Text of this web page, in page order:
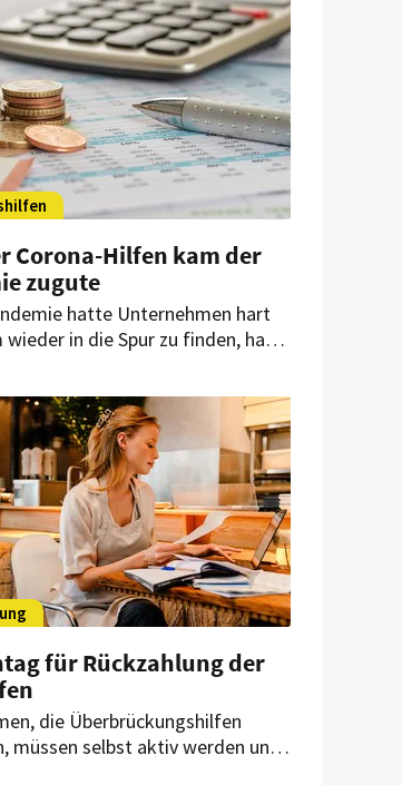
Corona-Hilfen kam der
zugute
hatte Unternehmen hart
in die Spur zu finden, hatte
und Hotels stabilisiert, wie
des Münchner Ifo-Instituts
für Rückzahlung der
die Überbrückungshilfen
müssen selbst aktiv werden und